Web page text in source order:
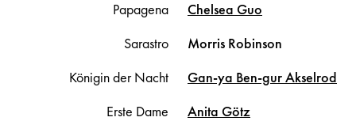
Papagena Chelsea Guo
Sarastro
Morris Robinson
Königin der Nacht
Gan-ya Ben-gur Akselrod
Erste Dame
Anita Götz